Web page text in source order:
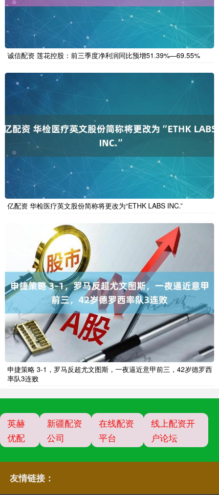
诚信配资 莲花控股：前三季度净利润同比预增51.39%—69.55%
亿配资 华检医疗英文股份简称将更改为“ETHK LABS INC.”
申捷策略 3-1，罗马反超尤文图斯，一夜逼近意甲前三，42岁德罗西
率队3连败
英赫
优配
新疆配资
公司
在线配资
平台
线上配资开
户论坛
友情链接：